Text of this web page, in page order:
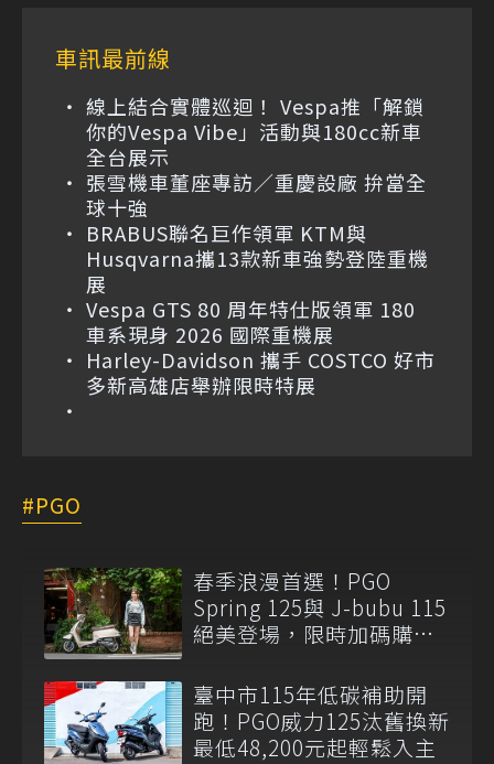
車訊最前線
線上結合實體巡迴！ Vespa推「解鎖
你的Vespa Vibe」活動與180cc新車
全台展示
張雪機車董座專訪／重慶設廠 拚當全
球十強
BRABUS聯名巨作領軍 KTM與
Husqvarna攜13款新車強勢登陸重機
展
Vespa GTS 80 周年特仕版領軍 180
車系現身 2026 國際重機展
Harley-Davidson 攜手 COSTCO 好市
多新高雄店舉辦限時特展
PGO
春季浪漫首選！PGO
Spring 125與 J-bubu 115
絕美登場，限時加碼購車
臺中市115年低碳補助開
跑！PGO威力125汰舊換新
最低48,200元起輕鬆入主